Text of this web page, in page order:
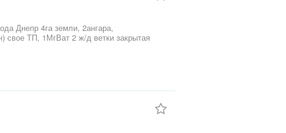
Днепр 4га земли, 2ангара,
свое ТП, 1МгВат 2 ж/д ветки закрытая